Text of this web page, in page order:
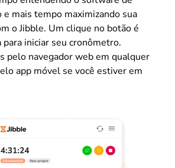
mais tempo maximizando sua
o Jibble. Um clique no botão é
iniciar seu cronômetro.
pelo navegador web em qualquer
app móvel se você estiver em